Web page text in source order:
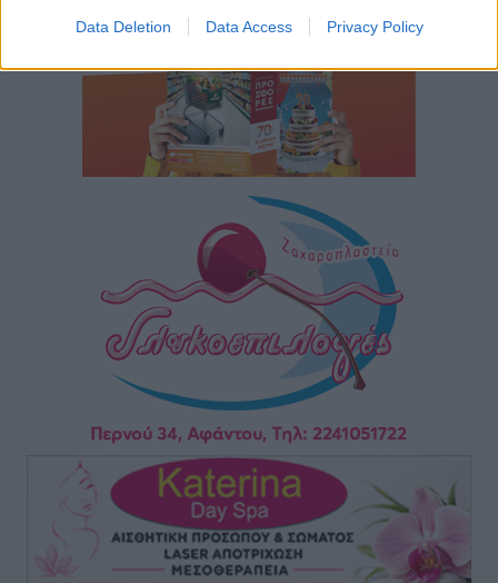
Data Deletion Data Access Privacy Policy
Αθλητικά• πριν 54 λεπτά
Πρωτάθλημα Καλαθοσφαίρισης Δικηγορικών
Συλλόγων Ελλάδας και Κύπρου: Η Ρόδος φιλοξένησε
με επιτυχία την 17η διοργάνωση
Φοιτητική στέγη: «Φωτιά» τα ενοίκια σε Αθήνα και
Θεσσαλονίκη – Έως 800 ευρώ στο Ρέθυμνο
πριν 1 ώρα
Η Τουρκία σε νέο «κρεσέντο» προκλήσεων στο Αιγαίο
με 18 παραβάσεις και παραβιάσεις
Ειδήσεις • πριν 2 ώρες
Θερινές εκπτώσεις 2026 έως τις 31 Αυγούστου – Τι
πρέπει να προσέξουν οι καταναλωτές
πριν 2 ώρες